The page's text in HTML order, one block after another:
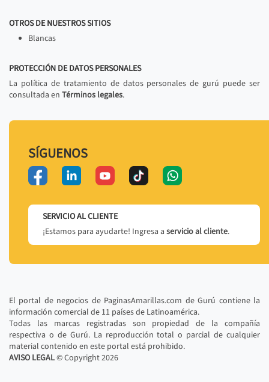
OTROS DE NUESTROS SITIOS
Blancas
PROTECCIÓN DE DATOS PERSONALES
La política de tratamiento de datos personales de gurú puede ser
consultada en Términos legales.
SÍGUENOS
SERVICIO AL CLIENTE
¡Estamos para ayudarte! Ingresa a servicio al cliente.
El portal de negocios de PaginasAmarillas.com de Gurú contiene la
información comercial de 11 países de Latinoamérica.
Todas las marcas registradas son propiedad de la compañía
respectiva o de Gurú. La reproducción total o parcial de cualquier
material contenido en este portal está prohibido.
AVISO LEGAL© Copyright2026